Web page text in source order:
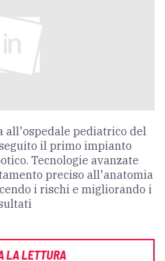
all'ospedale pediatrico del
il primo impianto
Tecnologie avanzate
preciso all'anatomia
i rischi e migliorando i
LA LETTURA